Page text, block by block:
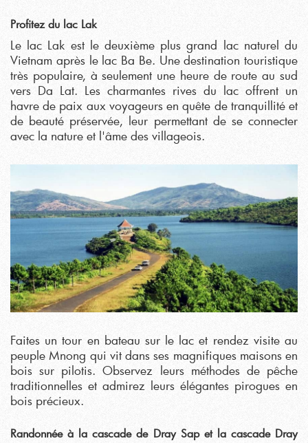
Profitez du lac Lak
Le lac Lak est le deuxième plus grand lac naturel du
Vietnam après le lac Ba Be. Une destination touristique
très populaire, à seulement une heure de route au sud
vers Da Lat. Les charmantes rives du lac offrent un
havre de paix aux voyageurs en quête de tranquillité et
de beauté préservée, leur permettant de se connecter
avec la nature et l'âme des villageois.
Faites un tour en bateau sur le lac et rendez visite au
peuple Mnong qui vit dans ses magnifiques maisons en
bois sur pilotis. Observez leurs méthodes de pêche
traditionnelles et admirez leurs élégantes pirogues en
bois précieux.
Randonnée à la cascade de Dray Sap et la cascade Dray